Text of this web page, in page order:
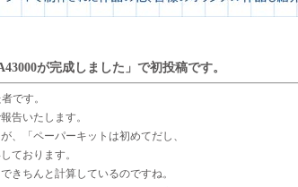
が完成しました」で初投稿です。
です。
告いたします。
、「ペーパーキットは初めてだし、
ております。
きちんと計算しているのですね。